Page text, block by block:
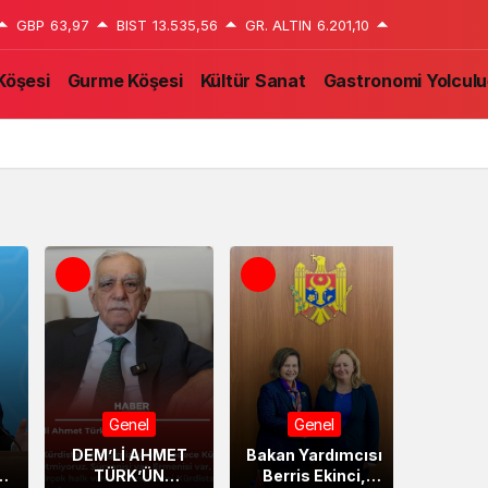
GBP 63,97 BIST 13.535,56 GR. ALTIN 6.201,10
Gurme Köşesi Kültür Sanat Gastronomi
Genel
DEM’Lİ AHMET
TÜRK’ÜN
Genel
Bakan Yardımcısı
Berris Ekinci,